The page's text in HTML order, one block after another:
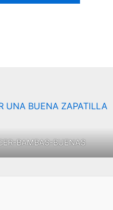
BAMBAS-BUENAS